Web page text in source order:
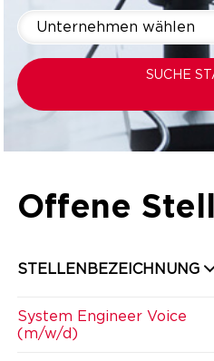
Unternehmen wählen
SUCHE
Offene
STELLENBEZEICHNUNG
System Engineer Voice
(m/w/d)